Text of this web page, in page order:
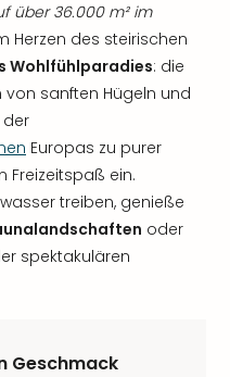
über 36.000 m² im
Herzen des steirischen
Wohlfühlparadies: die
sanften Hügeln und
der
Europas zu purer
Freizeitspaß ein.
treiben, genieße
oder
spektakulären
Geschmack